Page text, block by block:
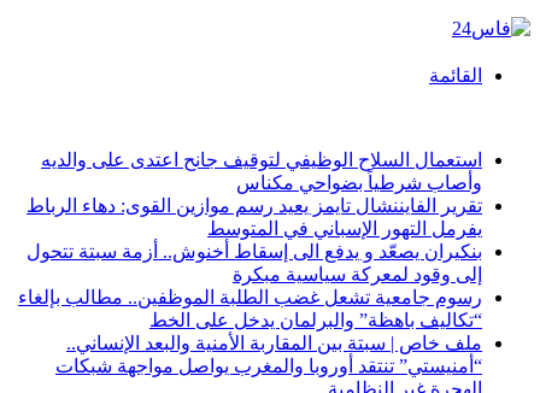
القائمة
استعمال السلاح الوظيفي لتوقيف جانح اعتدى على والديه
وأصاب شرطياً بضواحي مكناس
تقرير الفايننشال تايمز يعيد رسم موازين القوى: دهاء الرباط
يفرمل التهور الإسباني في المتوسط
بنكيران يصعّد و يدفع الى إسقاط أخنوش.. أزمة سبتة تتحول
إلى وقود لمعركة سياسية مبكرة
رسوم جامعية تشعل غضب الطلبة الموظفين.. مطالب بإلغاء
“تكاليف باهظة” والبرلمان يدخل على الخط
ملف خاص | سبتة بين المقاربة الأمنية والبعد الإنساني..
“أمنيستي” تنتقد أوروبا والمغرب يواصل مواجهة شبكات
الهجرة غير النظامية